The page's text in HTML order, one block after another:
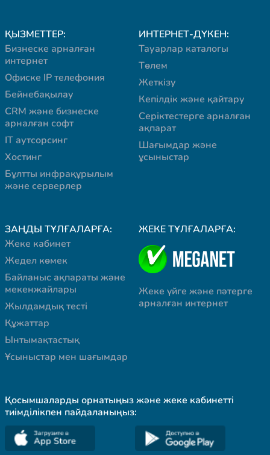
ҚЫЗМЕТТЕР:
Бизнеске арналған
интернет
Офиске IP телефония
Бейнебақылау
CRM және бизнеске
арналған софт
IT аутсорсинг
Хостинг
Бұлтты инфрақұрылым
және серверлер
ИНТЕРНЕТ-ДҮКЕН:
Тауарлар каталогы
Төлем
Жеткізу
Кепілдік және қайтару
Серіктестерге арналған
ақпарат
Шағымдар және
ұсыныстар
ЗАҢДЫ ТҰЛҒАЛАРҒА:
Жеке кабинет
Жедел көмек
Байланыс ақпараты және
мекенжайлары
Жылдамдық тесті
Құжаттар
Ынтымақтастық
Ұсыныстар мен шағымдар
ЖЕКЕ ТҰЛҒАЛАРҒА:
Жеке үйге және пәтерге
арналған интернет
Қосымшаларды орнатыңыз және жеке кабинетті
тиімділікпен пайдаланыңыз: